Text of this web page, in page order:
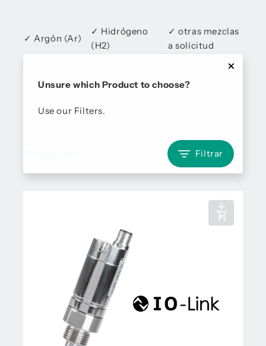
✓ Argón (Ar)
✓ Hidrógeno
(H2)
✓ otras mezclas
a solicitud
Unsure which Product to choose?
Use our Filters.
Filtrar